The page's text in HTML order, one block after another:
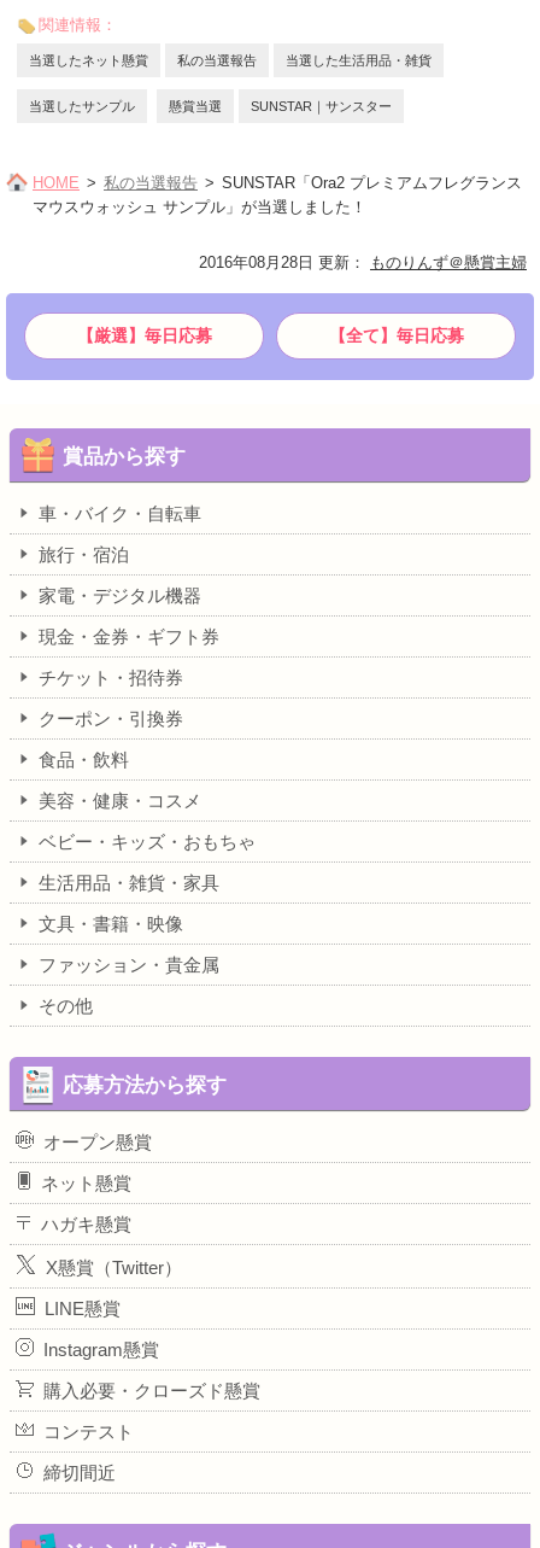
関連情報：
当選したネット懸賞 私の当選報告 当選した生活用品・雑貨
当選したサンプル 懸賞当選 SUNSTAR｜サンスター
HOME 私の当選報告
SUNSTAR「Ora2 プレミアムフレグランス
マウスウォッシュ サンプル」が当選しました！
2016年08月28日 更新 ： ものりんず＠懸賞主婦
【厳選】毎日応募 【全て】毎日応募
賞品から探す
車・バイク・自転車
旅行・宿泊
家電・デジタル機器
現金・金券・ギフト券
チケット・招待券
クーポン・引換券
食品・飲料
美容・健康・コスメ
ベビー・キッズ・おもちゃ
生活用品・雑貨・家具
文具・書籍・映像
ファッション・貴金属
その他
応募方法から探す
オープン懸賞
ネット懸賞
ハガキ懸賞
X懸賞（Twitter）
LINE懸賞
Instagram懸賞
購入必要・クローズド懸賞
コンテスト
締切間近